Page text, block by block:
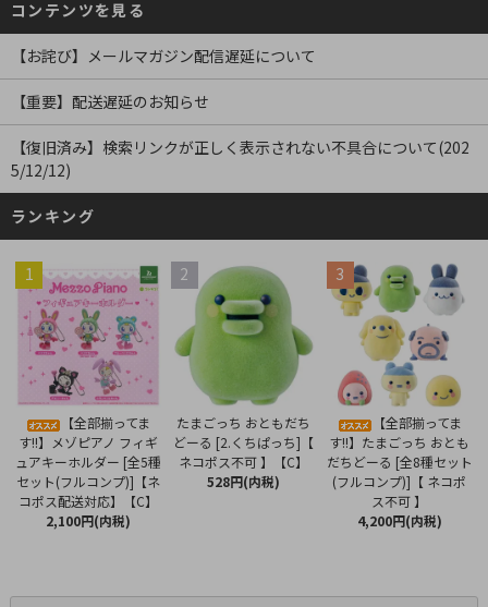
コンテンツを見る
【お詫び】メールマガジン配信遅延について
【重要】配送遅延のお知らせ
【復旧済み】検索リンクが正しく表示されない不具合について(202
5/12/12)
ランキング
1
【全部揃ってま
す!!】メゾピアノ フィギ
ュアキーホルダー [全5種
セット(フルコンプ)]【ネ
コポス配送対応】【C】
2,100円(内税)
2
たまごっち おともだち
どーる [2.くちぱっち]【
ネコポス不可 】【C】
528円(内税)
3
【全部揃ってま
す!!】たまごっち おとも
だちどーる [全8種セット
(フルコンプ)]【 ネコポ
ス不可 】
4,200円(内税)